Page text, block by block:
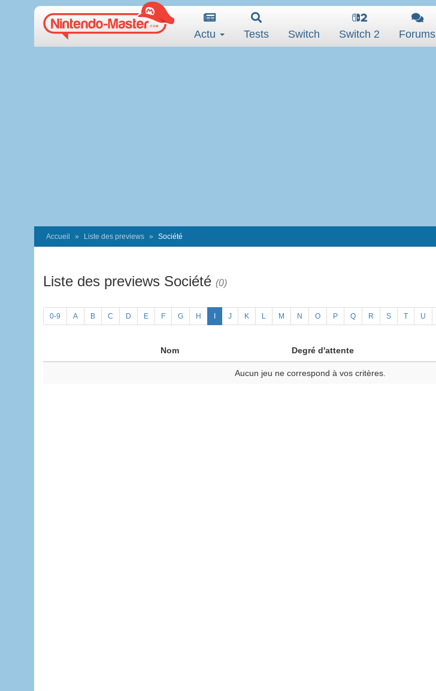
Actu Tests Switch Switch 2 Forums
Accueil Liste des previews Société
Liste des previews Société (0)
0-9 A B C D E F G H J K L M N O P Q R S T U
Nom Degré d'attente
Aucun jeu ne correspond à vos critères.